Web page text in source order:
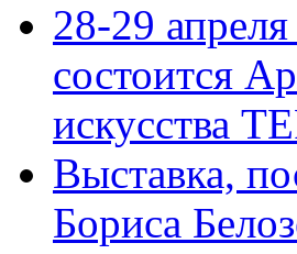
28-29
состоится
Выставка,
Бориса